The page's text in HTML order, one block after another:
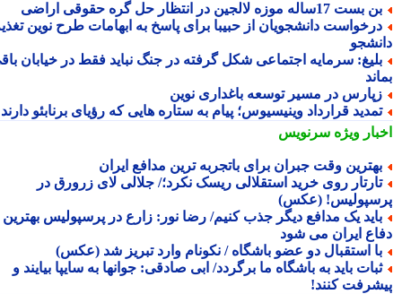
17ساله موزه لالجین در انتظار حل گره حقوقی اراضی
دانشجویان از حبیبا برای پاسخ به ابهامات طرح نوین تغذیه
سرمایه اجتماعی شکل گرفته در جنگ نباید فقط در خیابان باقی
در مسیر توسعه باغداری نوین
قرارداد وینیسیوس؛ پیام به ستاره هایی که رؤیای برنابئو دارند
ویژهسرنویس
وقت جبران برای باتجربه ترین مدافع ایران
روی خرید استقلالی ریسک نکرد؛/ جلالی لای زرورق در
(عکس)
یک مدافع دیگر جذب کنیم/ رضا نور: زارع در پرسپولیس بهترین
ایران می شود
استقبال دو عضو باشگاه / نکونام وارد تبریز شد (عکس)
باید به باشگاه ما برگردد/ ابی صادقی: جوانها به سایپا بیایند و
کنند!